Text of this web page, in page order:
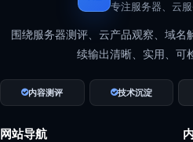
专注服务器、云
围绕服务器测评、云产品观察、域
续输出清晰、实用、可
内容测评 技术沉淀
网站导航